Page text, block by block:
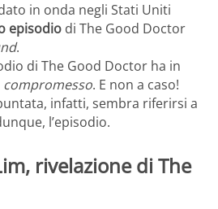
in onda negli Stati Uniti
episodio di The Good Doctor
.
di The Good Doctor ha in
compromesso. E non a caso!
infatti, sembra riferirsi a
l’episodio.
rivelazione di The